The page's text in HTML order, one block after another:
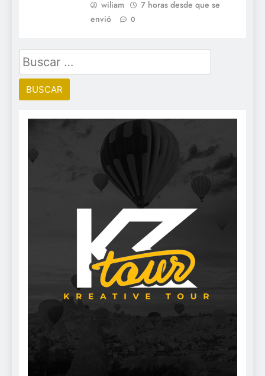
wiliam
7 horas desde que se
envió
0
Buscar: